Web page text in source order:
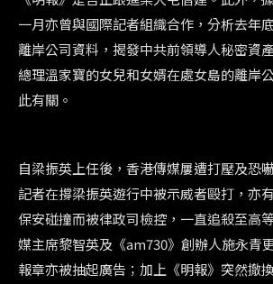
一月亦曾與國際記者組織合作，分析去年
離岸公司資料，揭發中共前領導人秘密資
總理溫家寶的女兒和女婿在處女島的離岸
此有關。
自梁振英上任後，香港傳媒屢遭打壓及恐
記者在撐梁振英遊行中被示威者毆打，亦
保安碰撞而被律政司檢控，一直追殺至高
媒主席黎智英及《am730》創辦人施永青
報章亦被抽起廣告；加上《明報》突然撤